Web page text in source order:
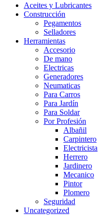
Aceites y Lubricantes
Construcción
Pegamentos
Selladores
Herramientas
Accesorio
De mano
Electricas
Generadores
Neumaticas
Para Carros
Para Jardín
Para Soldar
Por Profesión
Albañil
Carpintero
Electricista
Herrero
Jardinero
Mecanico
Pintor
Plomero
Seguridad
Uncategorized